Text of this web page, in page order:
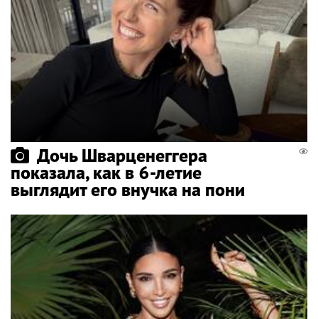
Дочь Шварценеггера
показала, как в 6-летие
выглядит его внучка на пони